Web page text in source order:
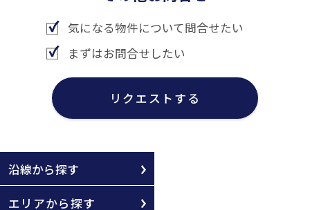
気になる物件について問合せたい
まずはお問合せしたい
リクエストする
沿線から探す
エリアから探す